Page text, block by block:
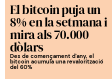
El bitcoin puja un
8% en la setmana i
mira als 70.000
dòlars
Des de començament d'any, el
bitcoin acumula una revalorització
del 60%